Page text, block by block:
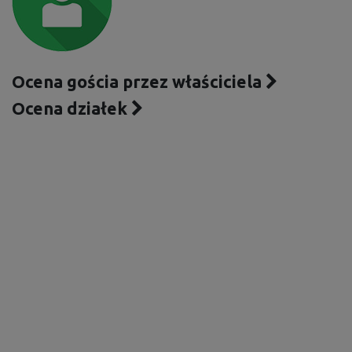
Ocena gościa przez właściciela
Ocena działek